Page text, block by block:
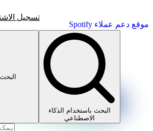
موقع دعم عملاء Spotify
تسجيل
البحث باستخدام الذكاء
الاصطناعي